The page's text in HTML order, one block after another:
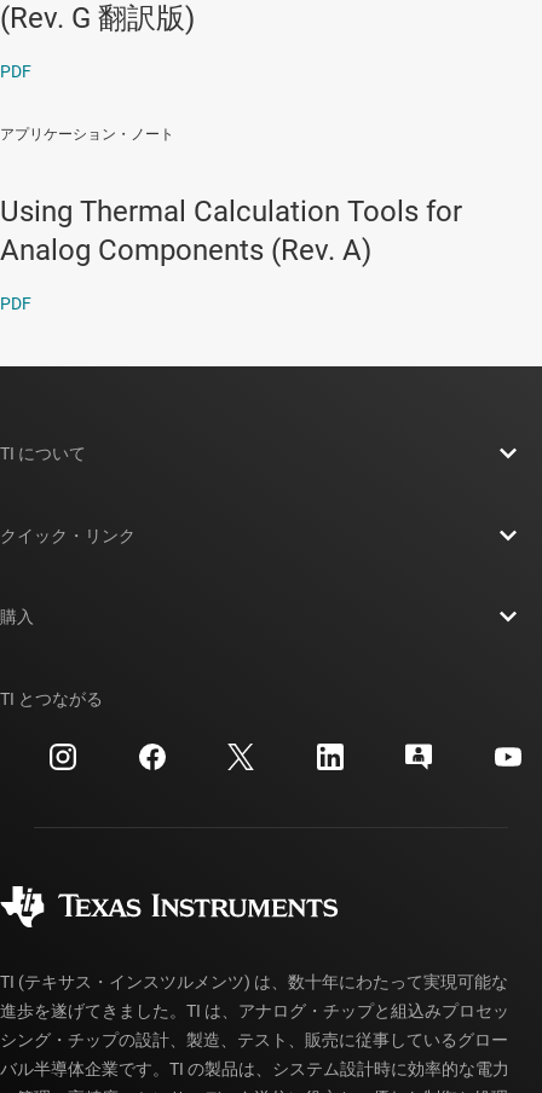
(Rev. G 翻訳版)
PDF
アプリケーション・ノート
Using Thermal Calculation Tools for
Analog Components (Rev. A)
PDF
TI について
投資家向け情報
製造
クイック・リンク
クロスリファレンス検索
カスタマー・サポート・センター
myTI アカウントの FAQ
購入
ご注文に関する FAQ
TI とつながる
TI (テキサス・インスツルメンツ) は、数十年にわたって実現可能な
進歩を遂げてきました。TI は、アナログ・チップと組込みプロセッ
シング・チップの設計、製造、テスト、販売に従事しているグロー
バル半導体企業です。TI の製品は、システム設計時に効率的な電力